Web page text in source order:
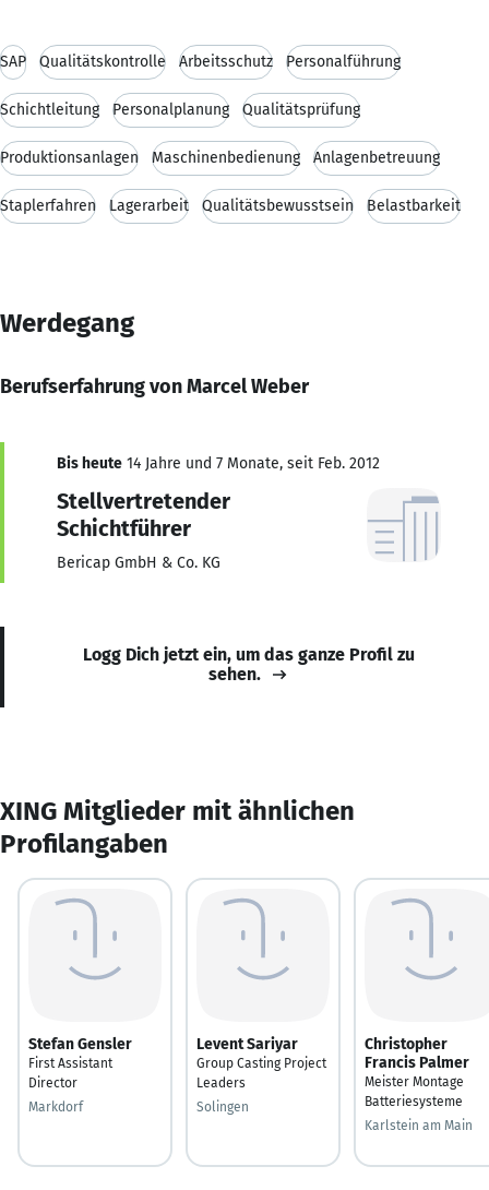
SAP Qualitätskontrolle Arbeitsschutz Personalführung
Schichtleitung Personalplanung Qualitätsprüfung
Produktionsanlagen Maschinenbedienung Anlagenbetreuung
Staplerfahren Lagerarbeit Qualitätsbewusstsein Belastbarkeit
Werdegang
Berufserfahrung von Marcel Weber
Bis heute 14 Jahre und 7 Monate, seit Feb. 2012
Stellvertretender
Schichtführer
Bericap GmbH & Co. KG
Logg Dich jetzt ein, um das ganze Profil zu
sehen.
XING Mitglieder mit ähnlichen
Profilangaben
Stefan Gensler
First Assistant
Director
Markdorf
Levent Sariyar
Group Casting Project
Leaders
Solingen
Christopher
Francis Palmer
Meister Montage
Batteriesysteme
Karlstein am Main